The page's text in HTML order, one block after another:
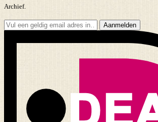
Archief.
Aanmelden